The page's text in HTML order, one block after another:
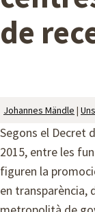
A
M
de
Johannes Mändle |
Segons el Decret
2015, entre les
figuren la
en transparència,